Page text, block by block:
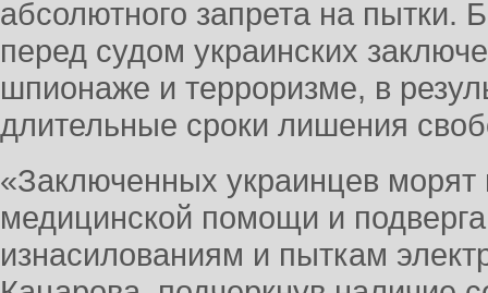
абсолютного запрета на пытки.
перед судом украинских
шпионаже и терроризме, в
длительные сроки лишения
«Заключенных украинцев
медицинской помощи и
изнасилованиям и пыткам